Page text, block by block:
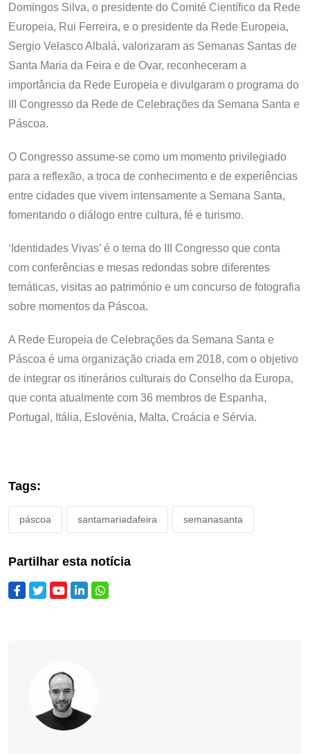
Domingos Silva, o presidente do Comité Científico da Rede
Europeia, Rui Ferreira, e o presidente da Rede Europeia,
Sergio Velasco Albalá, valorizaram as Semanas Santas de
Santa Maria da Feira e de Ovar, reconheceram a
importância da Rede Europeia e divulgaram o programa do
III Congresso da Rede de Celebrações da Semana Santa e
Páscoa.
O Congresso assume-se como um momento privilegiado
para a reflexão, a troca de conhecimento e de experiências
entre cidades que vivem intensamente a Semana Santa,
fomentando o diálogo entre cultura, fé e turismo.
‘Identidades Vivas’ é o tema do III Congresso que conta
com conferências e mesas redondas sobre diferentes
temáticas, visitas ao património e um concurso de fotografia
sobre momentos da Páscoa.
A Rede Europeia de Celebrações da Semana Santa e
Páscoa é uma organização criada em 2018, com o objetivo
de integrar os itinerários culturais do Conselho da Europa,
que conta atualmente com 36 membros de Espanha,
Portugal, Itália, Eslovénia, Malta, Croácia e Sérvia.
Tags:
páscoa santamariadafeira semanasanta
Partilhar esta notícia